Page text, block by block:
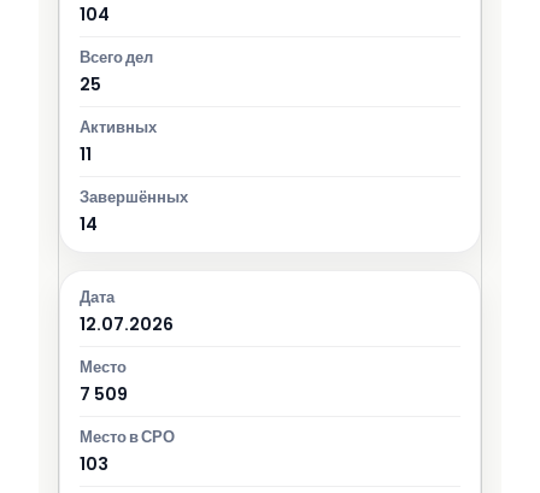
104
25
11
14
12.07.2026
7 509
103